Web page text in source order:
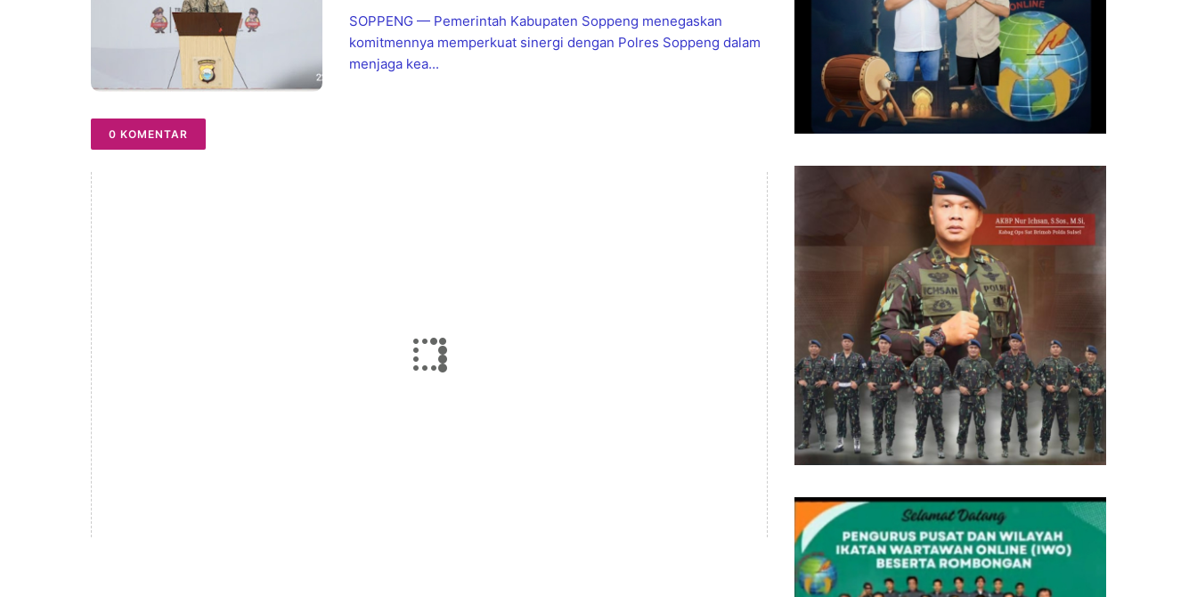
SOPPENG — Pemerintah Kabupaten Soppeng menegaskan
komitmennya memperkuat sinergi dengan Polres Soppeng dalam
menjaga kea...
0 KOMENTAR